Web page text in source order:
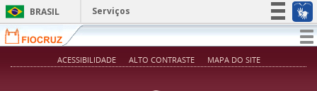
Pular para o conteúdo principal
BRASIL
Serviços
Simplifique!
Participe
ACESSIBILIDADE ALTO CONTRASTE MAPA DO SITE